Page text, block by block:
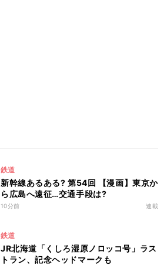
鉄道
新幹線あるある? 第54回 【漫画】東京か
ら広島へ遠征…交通手段は?
10分前 連載
鉄道
JR北海道「くしろ湿原ノロッコ号」ラス
トラン、記念ヘッドマークも